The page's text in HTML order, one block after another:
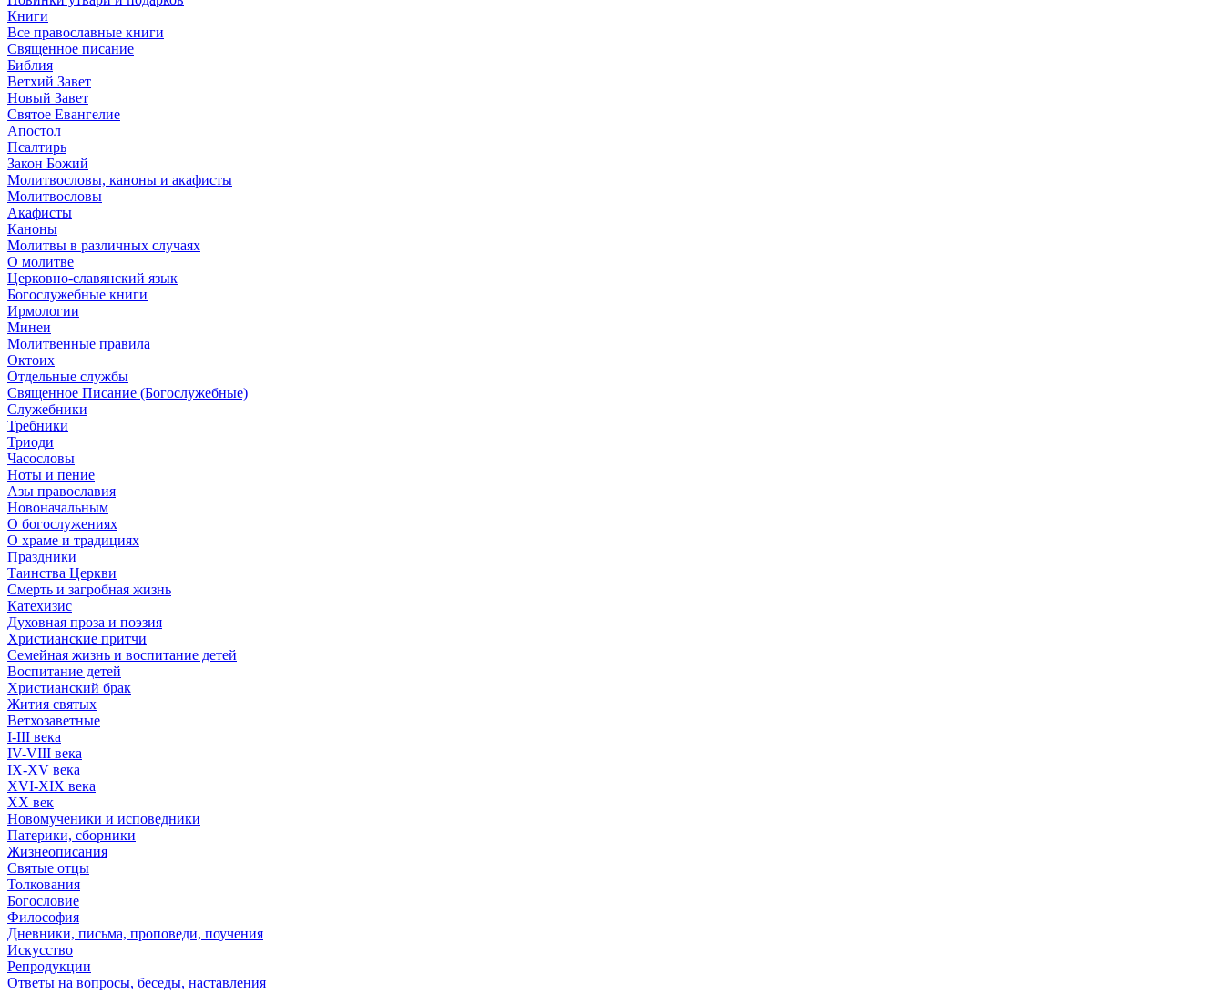
Книги
Все православные книги
Священное писание
Библия
Ветхий Завет
Новый Завет
Святое Евангелие
Апостол
Псалтирь
Закон Божий
Молитвословы, каноны и акафисты
Молитвословы
Акафисты
Каноны
Молитвы в различных случаях
О молитве
Церковно-славянский язык
Богослужебные книги
Ирмологии
Минеи
Молитвенные правила
Октоих
Отдельные службы
Священное Писание (Богослужебные)
Служебники
Требники
Триоди
Часословы
Ноты и пение
Азы православия
Новоначальным
О богослужениях
О храме и традициях
Праздники
Таинства Церкви
Смерть и загробная жизнь
Катехизис
Духовная проза и поэзия
Христианские притчи
Семейная жизнь и воспитание детей
Воспитание детей
Христианский брак
Жития святых
Ветхозаветные
I-III века
IV-VIII века
IX-XV века
XVI-XIX века
XX век
Новомученики и исповедники
Патерики, сборники
Жизнеописания
Святые отцы
Толкования
Богословие
Философия
Дневники, письма, проповеди, поучения
Искусство
Репродукции
Ответы на вопросы, беседы, наставления